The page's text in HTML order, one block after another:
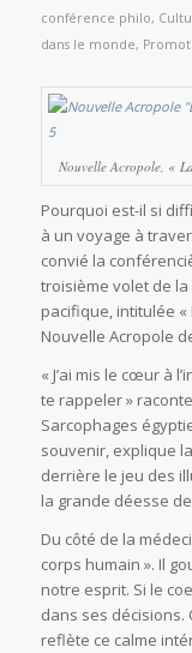
conférence philo,
dans le monde,
Nouvelle Acropole, «
Pourquoi est-il si
à un voyage à
convié la
troisième volet de
pacifique, intitulée
Nouvelle Acropole
« J’ai mis le cœur à
te rappeler »
Sarcophages
souvenir, explique
derrière le jeu des
la grande déesse
Du côté de la
corps humain ». Il
notre esprit. Si le
dans ses
reflète ce calme